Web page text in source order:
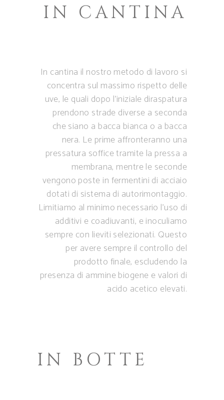
IN CANTINA
In cantina il nostro metodo di lavoro si
concentra sul massimo rispetto delle
uve, le quali dopo l’iniziale diraspatura
prendono strade diverse a seconda
che siano a bacca bianca o a bacca
nera. Le prime affronteranno una
pressatura soffice tramite la pressa a
membrana, mentre le seconde
vengono poste in fermentini di acciaio
dotati di sistema di autorimontaggio.
Limitiamo al minimo necessario l’uso di
additivi e coadiuvanti, e inoculiamo
sempre con lieviti selezionati. Questo
per avere sempre il controllo del
prodotto finale, escludendo la
presenza di ammine biogene e valori di
acido acetico elevati.
IN BOTTE